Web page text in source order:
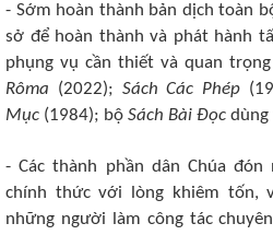
- Sớm hoàn thành bản dịch toàn
sở để hoàn thành và phát hành
phụng vụ cần thiết và quan
Rôma (2022); Sách Các Phép
Mục (1984); bộ Sách Bài Đọc dùng
- Các thành phần dân Chúa
chính thức với lòng khiêm tốn,
những người làm công tác